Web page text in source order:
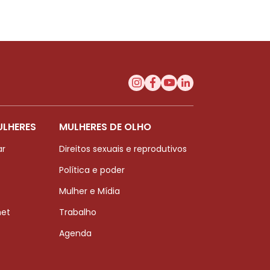
MULHERES DE OLHO
Direitos sexuais e reprodutivos
Política e poder
Mulher e Mídia
Trabalho
Agenda